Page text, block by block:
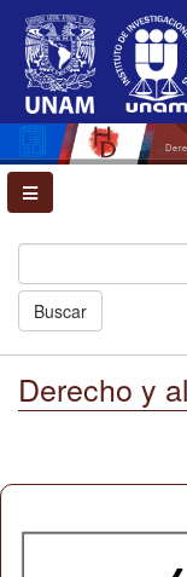
Navegación
principal
Contenido
principal
Barra
lateral
Buscar
Derecho y